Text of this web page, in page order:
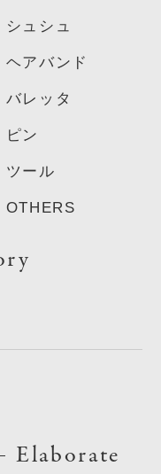
シュシュ
ヘアバンド
バレッタ
ピン
ツール
OTHERS
Elaborate